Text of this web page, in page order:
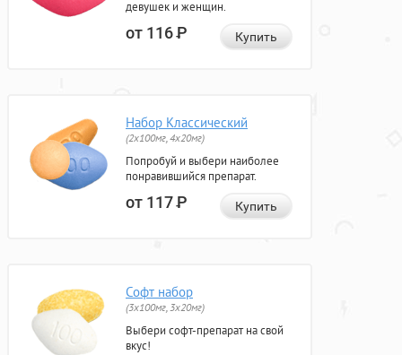
девушек и женщин.
от 116Р Купить
Набор Классический
(2x100мг, 4x20мг)
Попробуй и выбери наиболее
понравившийся препарат.
от 117Р Купить
Софт набор
(3x100мг, 3x20мг)
Выбери софт-препарат на свой
вкус!